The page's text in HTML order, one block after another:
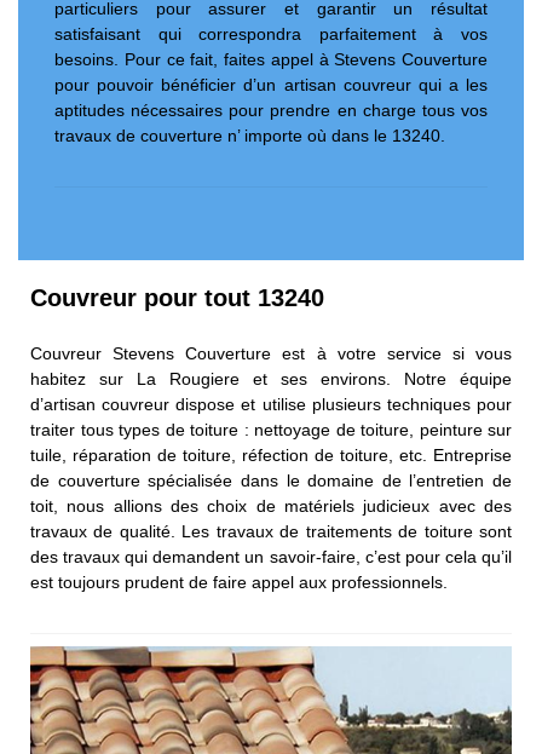
particuliers pour assurer et garantir un résultat
satisfaisant qui correspondra parfaitement à vos
besoins. Pour ce fait, faites appel à Stevens Couverture
pour pouvoir bénéficier d’un artisan couvreur qui a les
aptitudes nécessaires pour prendre en charge tous vos
travaux de couverture n’ importe où dans le 13240.
Couvreur pour tout 13240
Couvreur Stevens Couverture est à votre service si vous
habitez sur La Rougiere et ses environs. Notre équipe
d’artisan couvreur dispose et utilise plusieurs techniques pour
traiter tous types de toiture : nettoyage de toiture, peinture sur
tuile, réparation de toiture, réfection de toiture, etc. Entreprise
de couverture spécialisée dans le domaine de l’entretien de
toit, nous allions des choix de matériels judicieux avec des
travaux de qualité. Les travaux de traitements de toiture sont
des travaux qui demandent un savoir-faire, c’est pour cela qu’il
est toujours prudent de faire appel aux professionnels.